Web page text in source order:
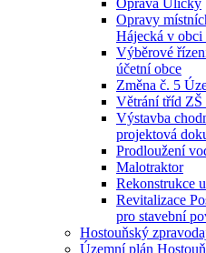
Oprava Uličky
Opravy
Hájecká v obci
Výběrové
účetní obce
Změna č. 5
Větrání tříd ZŠ
Výstavba
projektová
Prodloužení
Malotraktor
Rekonstrukce
Revitalizace
pro stavební
Hostouňský
Územní plán Hostouň